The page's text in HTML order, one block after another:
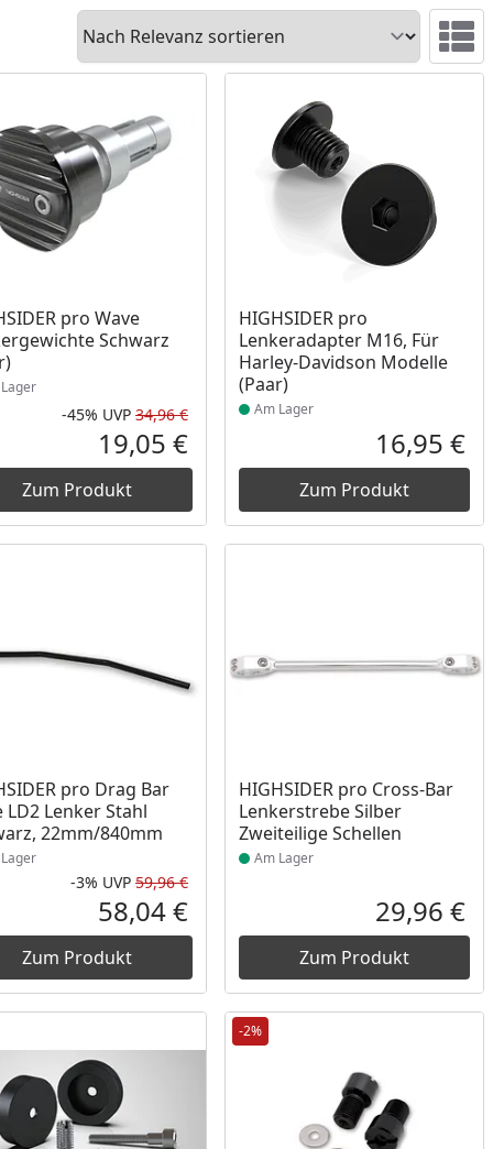
Sortieren
pro Wave
Schwarz
am Lager
Rabatt in Prozent
-45%
Ursprünglicher Preis
UVP 34,96 €
Aktueller Preis
19,05 €
Zum Produkt
HIGHSIDER pro
Lenkeradapter M16, Für
Harley-Davidson Modelle
(Paar)
Produkt am Lager
Am Lager
16,95 €
Zum Produkt
pro Drag Bar
LD2 Lenker Stahl
22mm/840mm
am Lager
Rabatt in Prozent
-3%
Ursprünglicher Preis
UVP 59,96 €
Aktueller Preis
58,04 €
Zum Produkt
HIGHSIDER pro Cross-Bar
Lenkerstrebe Silber
Zweiteilige Schellen
Produkt am Lager
Am Lager
29,96 €
Zum Produkt
-2%